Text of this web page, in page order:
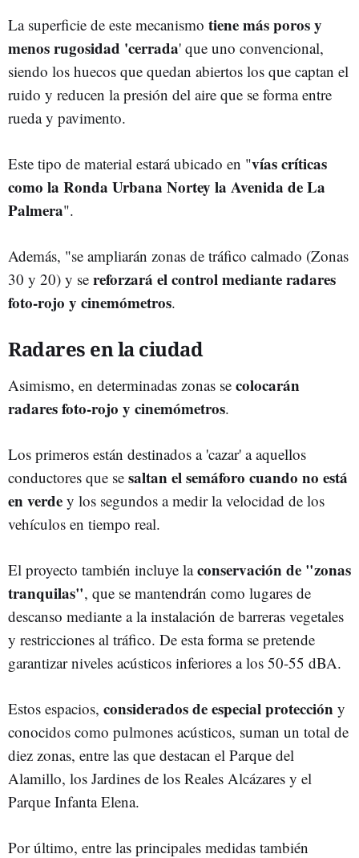
La superficie de este mecanismo tiene más poros y
menos rugosidad 'cerrada' que uno convencional,
siendo los huecos que quedan abiertos los que captan el
ruido y reducen la presión del aire que se forma entre
rueda y pavimento.
Este tipo de material estará ubicado en "vías críticas
como la Ronda Urbana Nortey la Avenida de La
Palmera".
Además, "se ampliarán zonas de tráfico calmado (Zonas
30 y 20) y se reforzará el control mediante radares
foto-rojo y cinemómetros.
Radares en la ciudad
Asimismo, en determinadas zonas se colocarán
radares foto-rojo y cinemómetros.
Los primeros están destinados a 'cazar' a aquellos
conductores que se saltan el semáforo cuando no está
en verde y los segundos a medir la velocidad de los
vehículos en tiempo real.
El proyecto también incluye laconservación de "zonas
tranquilas", que se mantendrán como lugares de
descanso mediante a la instalación de barreras vegetales
y restricciones al tráfico. De esta forma se pretende
garantizar niveles acústicos inferiores a los 50-55 dBA.
Estos espacios, considerados de especial protección y
conocidos como pulmones acústicos, suman un total de
diez zonas, entre las que destacan el Parque del
Alamillo, los Jardines de los Reales Alcázares y el
Parque Infanta Elena.
Por último, entre las principales medidas también